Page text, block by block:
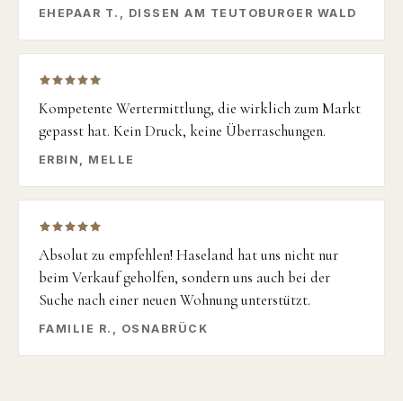
EHEPAAR T., DISSEN AM TEUTOBURGER WALD
Kompetente Wertermittlung, die wirklich zum Markt
gepasst hat. Kein Druck, keine Überraschungen.
ERBIN, MELLE
Absolut zu empfehlen! Haseland hat uns nicht nur
beim Verkauf geholfen, sondern uns auch bei der
Suche nach einer neuen Wohnung unterstützt.
FAMILIE R., OSNABRÜCK